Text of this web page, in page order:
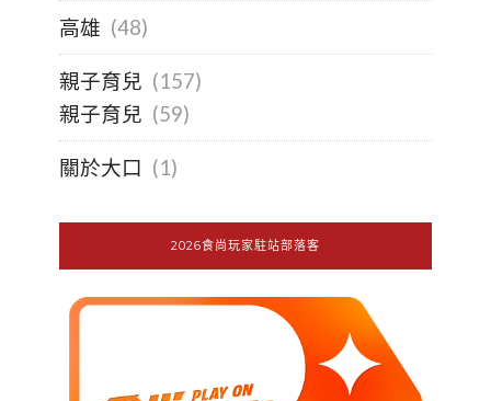
高雄 (48)
親子育兒 (157)
親子育兒 (59)
關於大口 (1)
2026食尚玩家駐站部落客